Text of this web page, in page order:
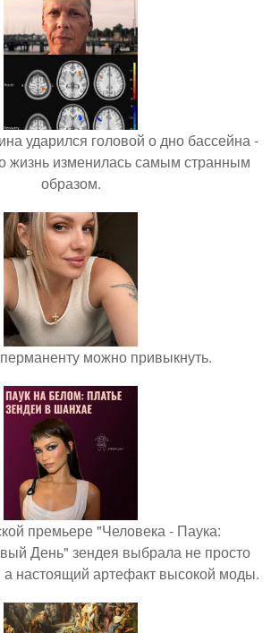
ударился головой о дно бассейна -
жизнь изменилась самым странным
образом.
можно привыкнуть.
премьере "Человека - Паука:
День" зендея выбрала не просто
настоящий артефакт высокой моды.